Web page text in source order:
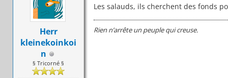
Herr
kleinekoinkoi
n
§ Tricorné §
Les salauds, ils cherchent des fonds
Rien n’arrête un peuple qui creuse.